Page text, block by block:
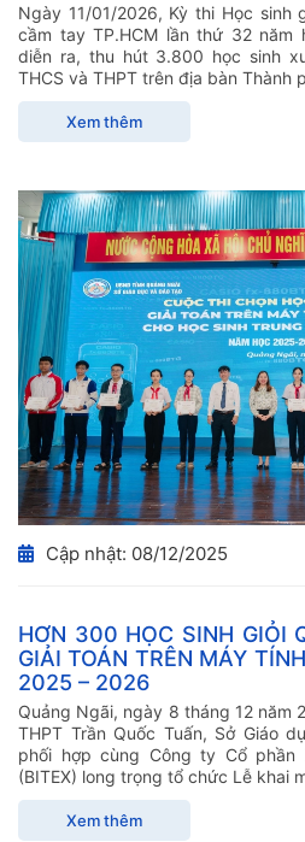
Ngày 11/01/2026, Kỳ thi Học sinh
cầm tay TP.HCM lần thứ 32 năm
diễn ra, thu hút 3.800 học sinh
THCS và THPT trên địa bàn Thành
Xem thêm
Cập nhật: 08/12/2025
HƠN 300 HỌC SINH GIỎI
GIẢI TOÁN TRÊN MÁY
2025 – 2026
Quảng Ngãi, ngày 8 tháng 12 năm
THPT Trần Quốc Tuấn, Sở Giáo
phối hợp cùng Công ty Cổ phần
(BITEX) long trọng tổ chức Lễ khai
Xem thêm